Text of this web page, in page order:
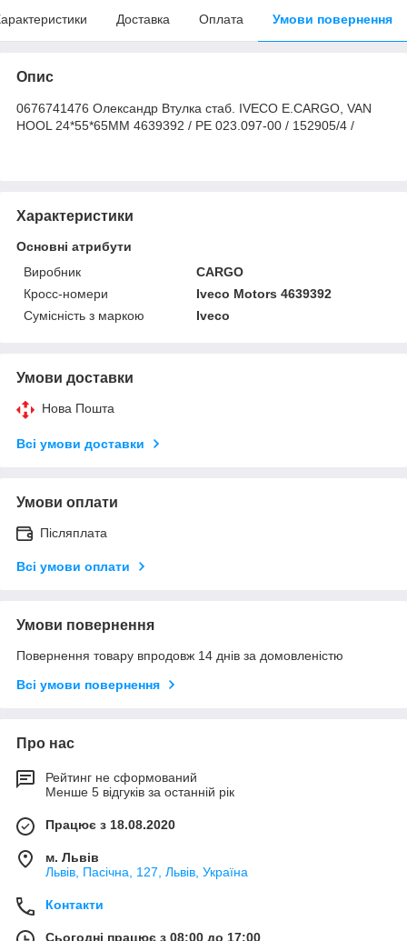
Доставка Оплата Умови повернення
Опис
0676741476 Олександр Втулка стаб. IVECO E.CARGO, VAN
HOOL 24*55*65MM 4639392 / PE 023.097-00 / 152905/4 /
Характеристики
Основні атрибути
Виробник
CARGO
Кросс-номери
Iveco Motors 4639392
Сумісність з маркою
Iveco
Умови доставки
Нова Пошта
Всі умови доставки
Умови оплати
Післяплата
Всі умови оплати
Умови повернення
Повернення товару впродовж 14 днів за домовленістю
Всі умови повернення
Про нас
Рейтинг не сформований
Менше 5 відгуків за останній рік
Працює з 18.08.2020
м. Львів
Львів, Пасічна, 127, Львів, Україна
Контакти
Сьогодні працює з 08:00 до 17:00